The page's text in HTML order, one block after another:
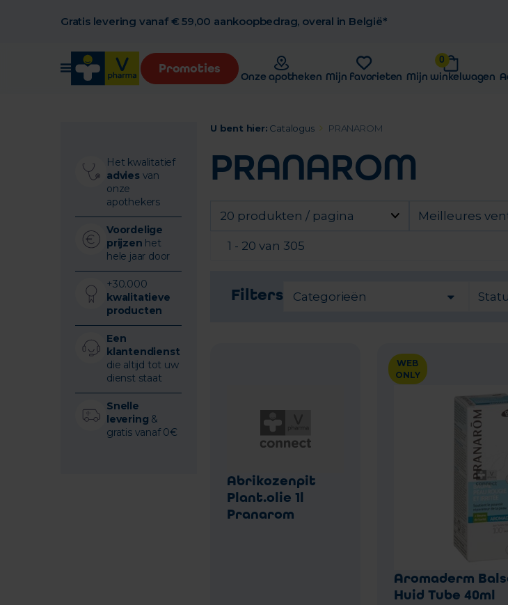
Gratis levering vanaf € 59,00 aankoopbedrag, overal in België*
Promoties
Onze apotheken Mijn favorieten
0
Mijn winkelwagen
Het kwalitatief
adviesvan
onze
apothekers
Voordelige
prijzen het
hele jaar door
+30.000
kwalitatieve
producten
Een
klantendienst
die altijd tot uw
dienst staat
Snelle
levering &
gratis vanaf 0€
U bent hier: Catalogus PRANAROM
PRANAROM
20 produkten / pagina Meilleures
1 - 20 van 305
Filters Categorieën
Abrikozenpit
Plant.olie 1l
Pranarom
WEB
ONLY
Aromaderm
Huid Tube 40ml